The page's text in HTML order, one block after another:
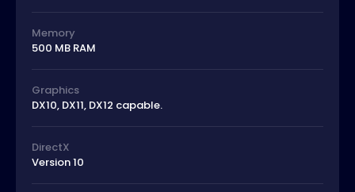
Memory
500 MB RAM
Graphics
DX10, DX11, DX12 capable.
DirectX
Version 10